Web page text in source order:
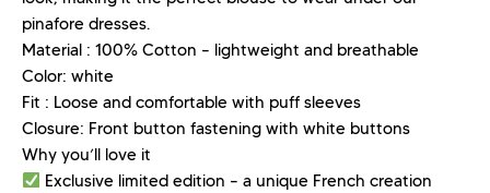
pinafore dresses.
Material : 100% Cotton – lightweight and breathable
Color: white
Fit : Loose and comfortable with puff sleeves
Closure: Front button fastening with white buttons
Why you’ll love it
Exclusive limited edition – a unique French creation